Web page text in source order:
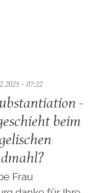
- 07:22
-
beim
Frau